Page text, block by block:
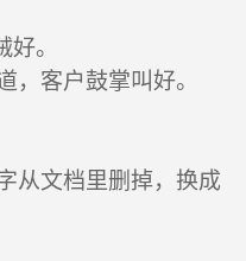
。
，客户鼓掌叫好。
从文档里删掉，换成